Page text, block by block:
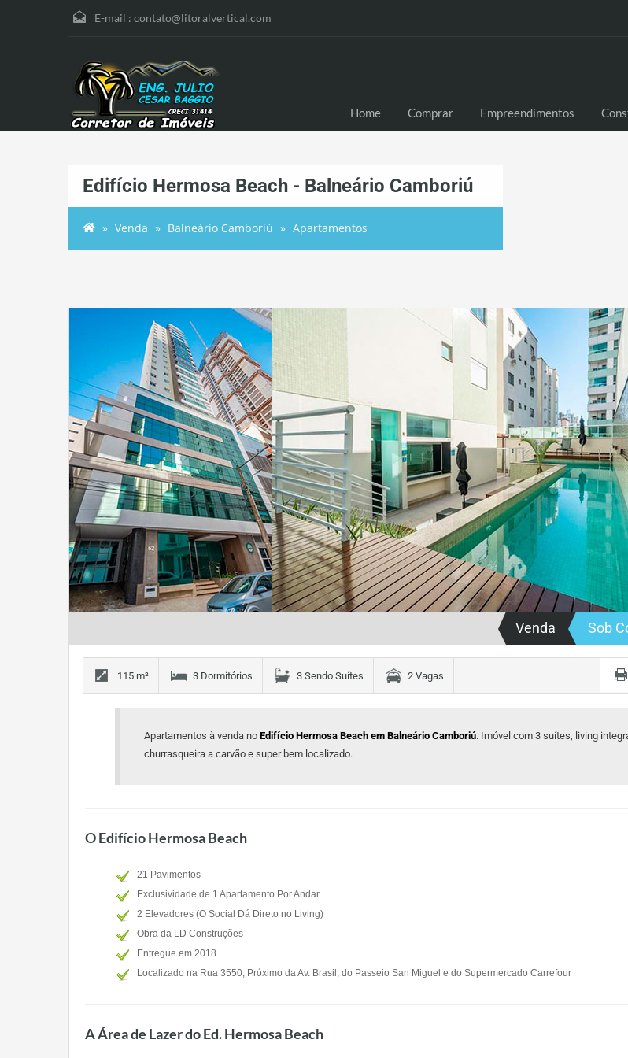
E-mail : contato@litoralvertical.com
Home Comprar Empreendimentos
Edifício Hermosa Beach - Balneário Camboriú
Venda Balneário Camboriú Apartamentos
Venda Sob
115 m² 3 Dormitórios 3 Sendo Suítes 2 Vagas
Apartamentos à venda no Edifício Hermosa Beach em Balneário Camboriú. Imóvel com 3 suítes, living
churrasqueira a carvão e super bem localizado.
O Edifício Hermosa Beach
21 Pavimentos
Exclusividade de 1 Apartamento Por Andar
2 Elevadores (O Social Dá Direto no Living)
Obra da LD Construções
Entregue em 2018
Localizado na Rua 3550, Próximo da Av. Brasil, do Passeio San Miguel e do Supermercado Carrefour
A Área de Lazer do Ed. Hermosa Beach